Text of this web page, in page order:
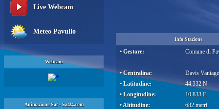
Live Webcam
Meteo Pavullo
Webcam
Animazione Sat - Sat24.com
Info Stazione
• Gestore: Comune di
• Centralina:
Davis
• Latitudine:
44.332 N
• Longitudine:
10.833 E
• Altitudine:
682 metri